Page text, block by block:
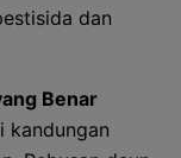
dan
Benar
kandungan